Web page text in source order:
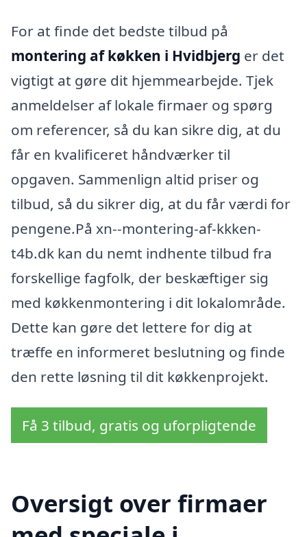
For at finde det bedste tilbud på
montering af køkken i Hvidbjerg er det
vigtigt at gøre dit hjemmearbejde. Tjek
anmeldelser af lokale firmaer og spørg
om referencer, så du kan sikre dig, at du
får en kvalificeret håndværker til
opgaven. Sammenlign altid priser og
tilbud, så du sikrer dig, at du får værdi for
pengene.På xn--montering-af-kkken-
t4b.dk kan du nemt indhente tilbud fra
forskellige fagfolk, der beskæftiger sig
med køkkenmontering i dit lokalområde.
Dette kan gøre det lettere for dig at
træffe en informeret beslutning og finde
den rette løsning til dit køkkenprojekt.
Få 3 tilbud, gratis og uforpligtende
Oversigt over firmaer